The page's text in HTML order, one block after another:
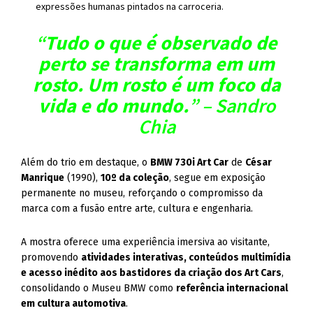
expressões humanas pintados na carroceria.
“Tudo o que é observado de
perto se transforma em um
rosto. Um rosto é um foco da
vida e do mundo.” – Sandro
Chia
Além do trio em destaque, o BMW 730i Art Car de César
Manrique (1990),10º da coleção, segue em exposição
permanente no museu, reforçando o compromisso da
marca com a fusão entre arte, cultura e engenharia.
A mostra oferece uma experiência imersiva ao visitante,
promovendo atividades interativas, conteúdos multimídia
e acesso inédito aos bastidores da criação dos Art Cars,
consolidando o Museu BMW como referência internacional
em cultura automotiva.